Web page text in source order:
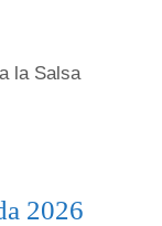
la Salsa
2026